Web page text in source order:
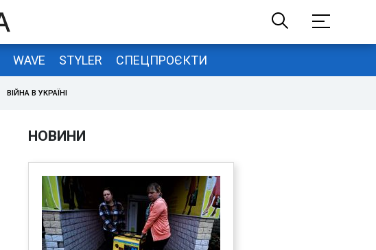
WAVE STYLER СПЕЦПРОЄКТИ
ВІЙНА В УКРАЇНІ
НОВИНИ